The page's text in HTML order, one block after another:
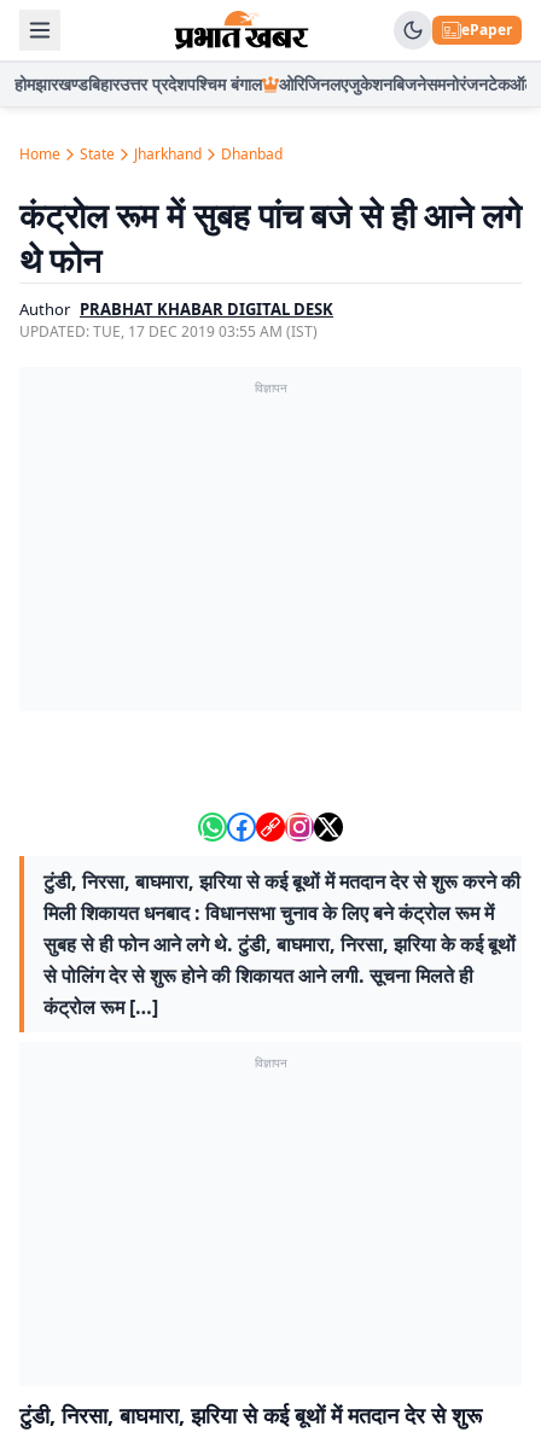
ePaper
होमझारखण्डबिहारउत्तर प्रदेशपश्चिम बंगाल ओरिजिनलएजुकेशनबिजनेसमनोरंजनटेकऑटो
Home State Jharkhand Dhanbad
कंट्रोल रूम में सुबह पांच बजे से ही आने लगे
थे फोन
Author PRABHAT KHABAR DIGITAL DESK
UPDATED:TUE, 17 DEC 2019 03:55 AM (IST)
विज्ञापन
टुंडी, निरसा, बाघमारा, झरिया से कई बूथों में मतदान देर से शुरू करने की
मिली शिकायत धनबाद : विधानसभा चुनाव के लिए बने कंट्रोल रूम में
सुबह से ही फोन आने लगे थे. टुंडी, बाघमारा, निरसा, झरिया के कई बूथों
से पोलिंग देर से शुरू होने की शिकायत आने लगी. सूचना मिलते ही
कंट्रोल रूम […]
विज्ञापन
टुंडी, निरसा, बाघमारा, झरिया से कई बूथों में मतदान देर से शुरू